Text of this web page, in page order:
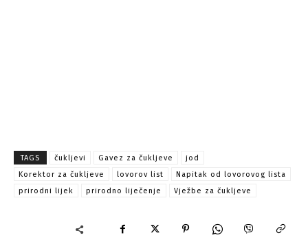
TAGS čukljevi Gavez za čukljeve
jod
Korektor za čukljeve
lovorov list
Napitak od lovorovog lista
prirodni lijek
prirodno liječenje Vježbe za čukljeve